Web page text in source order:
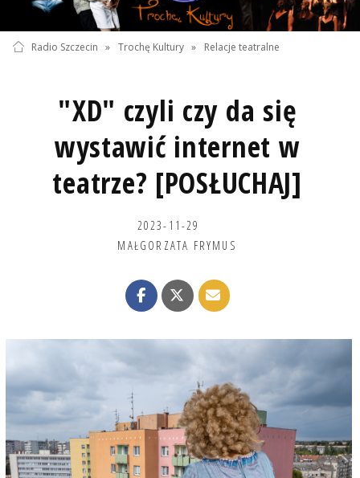
Radio Szczecin » Trochę Kultury » Relacje teatralne
"XD" czyli czy da się
wystawić internet w
teatrze? [POSŁUCHAJ]
2023-11-29
MAŁGORZATA FRYMUS